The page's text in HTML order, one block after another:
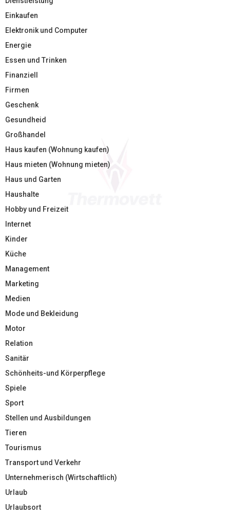
Einkaufen
Elektronik und Computer
Energie
Essen und Trinken
Finanziell
Firmen
Geschenk
Gesundheid
Großhandel
Haus kaufen (Wohnung kaufen)
Haus mieten (Wohnung mieten)
Haus und Garten
Haushalte
Hobby und Freizeit
Internet
Kinder
Küche
Management
Marketing
Medien
Mode und Bekleidung
Motor
Relation
Sanitär
Schönheits-und Körperpflege
Spiele
Sport
Stellen und Ausbildungen
Tieren
Tourismus
Transport und Verkehr
Unternehmerisch (Wirtschaftlich)
Urlaub
Urlaubsort